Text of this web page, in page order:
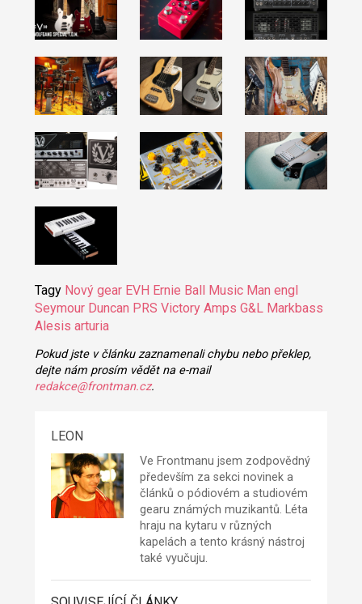
Tagy Nový gear EVH Ernie Ball Music Man engl
Seymour Duncan PRS Victory Amps G&L Markbass
Alesis arturia
Pokud jste v článku zaznamenali chybu nebo překlep,
dejte nám prosím vědět na e-mail
redakce@frontman.cz.
LEON
Ve Frontmanu jsem zodpovědný
především za sekci novinek a
článků o pódiovém a studiovém
gearu známých muzikantů. Léta
hraju na kytaru v různých
kapelách a tento krásný nástroj
také vyučuju.